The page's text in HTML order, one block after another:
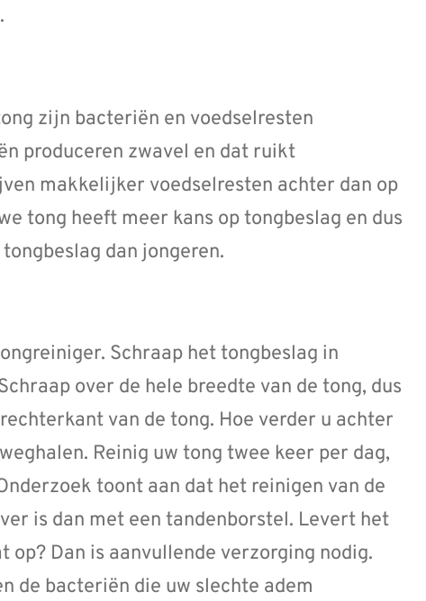
zijn bacteriën en voedselresten
produceren zwavel en dat ruikt
makkelijker voedselresten achter dan op
tong heeft meer kans op tongbeslag en dus
dan jongeren.
Schraap het tongbeslag in
over de hele breedte van de tong, dus
van de tong. Hoe verder u achter
Reinig uw tong twee keer per dag,
toont aan dat het reinigen van de
is dan met een tandenborstel. Levert het
Dan is aanvullende verzorging nodig.
de bacteriën die uw slechte adem